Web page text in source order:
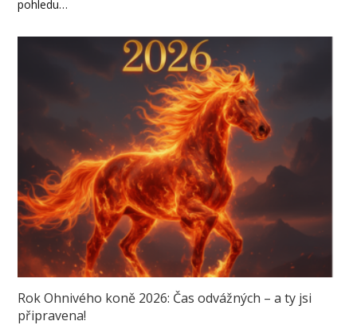
pohledu…
Rok Ohnivého koně 2026: Čas odvážných – a ty jsi
připravena!